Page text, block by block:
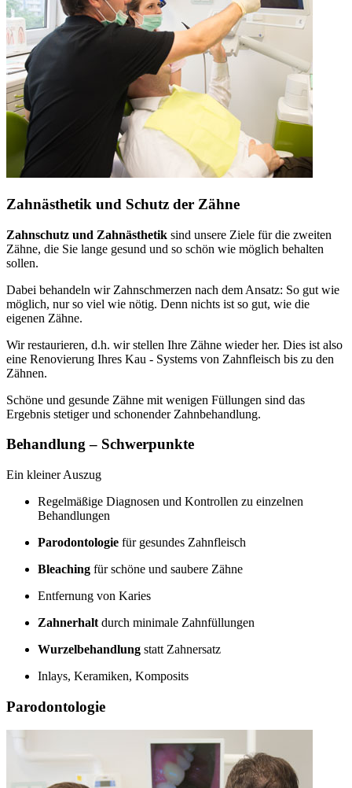
Zahnästhetik und Schutz der Zähne
Zahnschutz und Zahnästhetik sind unsere Ziele für die zweiten
Zähne, die Sie lange gesund und so schön wie möglich behalten
sollen.
Dabei behandeln wir Zahnschmerzen nach dem Ansatz: So gut wie
möglich, nur so viel wie nötig. Denn nichts ist so gut, wie die
eigenen Zähne.
Wir restaurieren, d.h. wir stellen Ihre Zähne wieder her. Dies ist also
eine Renovierung Ihres Kau - Systems von Zahnfleisch bis zu den
Zähnen.
Schöne und gesunde Zähne mit wenigen Füllungen sind das
Ergebnis stetiger und schonender Zahnbehandlung.
Behandlung – Schwerpunkte
Ein kleiner Auszug
Regelmäßige Diagnosen und Kontrollen zu einzelnen
Behandlungen
Parodontologie für gesundes Zahnfleisch
Bleaching für schöne und saubere Zähne
Entfernung von Karies
Zahnerhalt durch minimale Zahnfüllungen
Wurzelbehandlung statt Zahnersatz
Inlays, Keramiken, Komposits
Parodontologie